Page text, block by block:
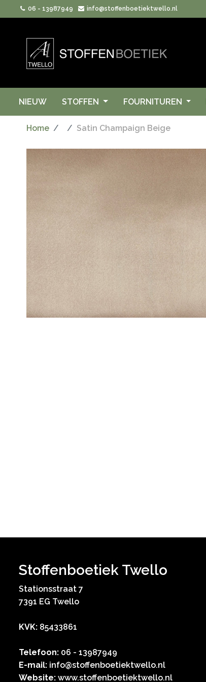
06 - 13987949 info@stoffenboetiektwello.nl
NIEUW STOFFEN FOURNITUREN
Home Satin Champaign Beige
Stoffenboetiek Twello
Stationsstraat 7
7391 EG Twello
KVK: 85433861
Telefoon: 06 - 13987949
E-mail: info@stoffenboetiektwello.nl
Website: www.stoffenboetiektwello.nl